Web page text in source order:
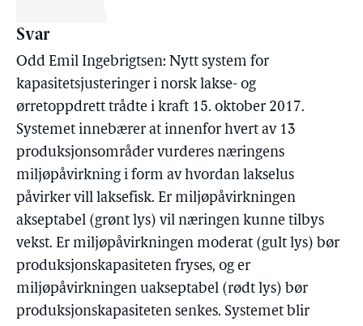
Svar
Odd Emil Ingebrigtsen: Nytt system for
kapasitetsjusteringer i norsk lakse- og
ørretoppdrett trådte i kraft 15. oktober 2017.
Systemet innebærer at innenfor hvert av 13
produksjonsområder vurderes næringens
miljøpåvirkning i form av hvordan lakselus
påvirker vill laksefisk. Er miljøpåvirkningen
akseptabel (grønt lys) vil næringen kunne tilbys
vekst. Er miljøpåvirkningen moderat (gult lys) bør
produksjonskapasiteten fryses, og er
miljøpåvirkningen uakseptabel (rødt lys) bør
produksjonskapasiteten senkes. Systemet blir